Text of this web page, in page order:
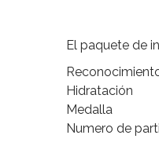
El paquete de
Hidratación
Medalla
Numero de